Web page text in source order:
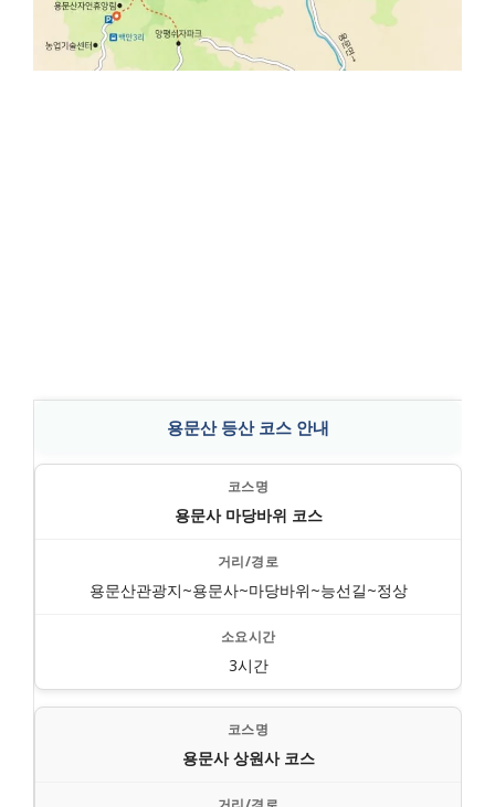
용문산 등산 코스 안내
용문사 마당바위 코스
용문산관광지~용문사~마당바위~능선길~정상
3시간
용문사 상원사 코스